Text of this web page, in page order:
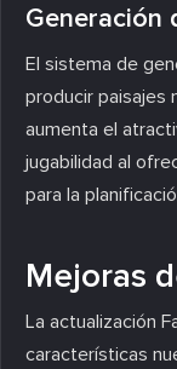
Generación
El sistema de
producir paisajes
aumenta el
jugabilidad al
para la
Mejoras
La actualización
características